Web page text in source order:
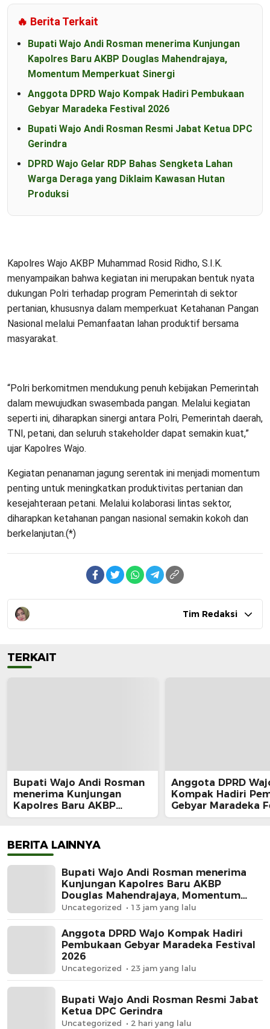
🔥 Berita Terkait
Bupati Wajo Andi Rosman menerima Kunjungan
Kapolres Baru AKBP Douglas Mahendrajaya,
Momentum Memperkuat Sinergi
Anggota DPRD Wajo Kompak Hadiri Pembukaan
Gebyar Maradeka Festival 2026
Bupati Wajo Andi Rosman Resmi Jabat Ketua DPC
Gerindra
DPRD Wajo Gelar RDP Bahas Sengketa Lahan
Warga Deraga yang Diklaim Kawasan Hutan
Produksi
Kapolres Wajo AKBP Muhammad Rosid Ridho, S.I.K.
menyampaikan bahwa kegiatan ini merupakan bentuk nyata
dukungan Polri terhadap program Pemerintah di sektor
pertanian, khususnya dalam memperkuat Ketahanan Pangan
Nasional melalui Pemanfaatan lahan produktif bersama
masyarakat.
“Polri berkomitmen mendukung penuh kebijakan Pemerintah
dalam mewujudkan swasembada pangan. Melalui kegiatan
seperti ini, diharapkan sinergi antara Polri, Pemerintah daerah,
TNI, petani, dan seluruh stakeholder dapat semakin kuat,”
ujar Kapolres Wajo.
Kegiatan penanaman jagung serentak ini menjadi momentum
penting untuk meningkatkan produktivitas pertanian dan
kesejahteraan petani. Melalui kolaborasi lintas sektor,
diharapkan ketahanan pangan nasional semakin kokoh dan
berkelanjutan.(*)
Tim Redaksi
TERKAIT
Bupati Wajo Andi Rosman
menerima Kunjungan
Kapolres Baru AKBP
Douglas Mahendrajaya,
Sinergi
Anggota DPRD
Kompak Hadiri
Gebyar Maradeka
2026
BERITA LAINNYA
Bupati Wajo Andi Rosman menerima
Kunjungan Kapolres Baru AKBP
Douglas Mahendrajaya, Momentum
Memperkuat Sinergi
Uncategorized 13 jam yang lalu
Anggota DPRD Wajo Kompak Hadiri
Pembukaan Gebyar Maradeka Festival
2026
Uncategorized 23 jam yang lalu
Bupati Wajo Andi Rosman Resmi Jabat
Ketua DPC Gerindra
Uncategorized 2 hari yang lalu